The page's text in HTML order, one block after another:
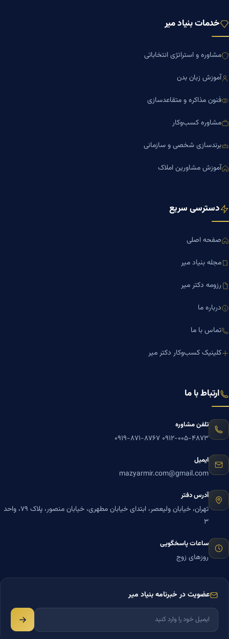
خدمات بنیاد میر
مشاوره و استراتژی انتخاباتی
آموزش زبان بدن
فنون مذاکره و متقاعدسازی
مشاوره کسب‌وکار
برندسازی شخصی و سازمانی
آموزش مشاورین املاک
دسترسی سریع
صفحه اصلی
مجله بنیاد میر
رزومه دکتر میر
درباره ما
تماس با ما
کلینیک کسب‌وکار دکتر میر
ارتباط با ما
تلفن مشاوره
۰۹۱۲-۰۰۵-۴۸۷۳ ۰۹۱۹-۸۷۱-۸۷۶۷
ایمیل
mazyarmir.com@gmail.com
آدرس دفتر
تهران، خیابان ولیعصر، ابتدای خیابان مطهری، خیابان منصور، پلاک ۷۹، واحد
۳
ساعات پاسخگویی
روزهای زوج
عضویت در خبرنامه بنیاد میر